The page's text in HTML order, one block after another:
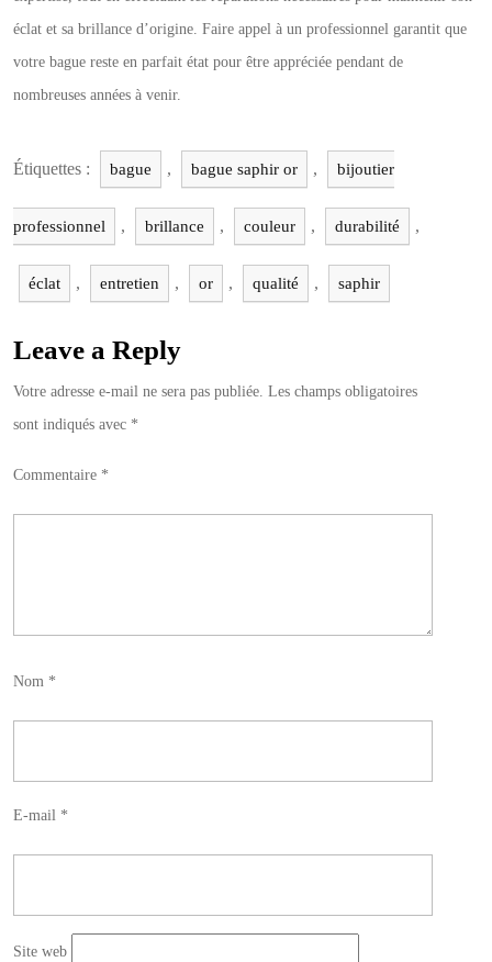
éclat et sa brillance d’origine. Faire appel à un professionnel garantit que
votre bague reste en parfait état pour être appréciée pendant de
nombreuses années à venir.
Étiquettes : bague , bague saphir or , bijoutier
professionnel , brillance , couleur , durabilité ,
éclat , entretien , or , qualité , saphir
Leave a Reply
Votre adresse e-mail ne sera pas publiée. Les champs obligatoires
sont indiqués avec *
Commentaire *
Nom *
E-mail *
Site web